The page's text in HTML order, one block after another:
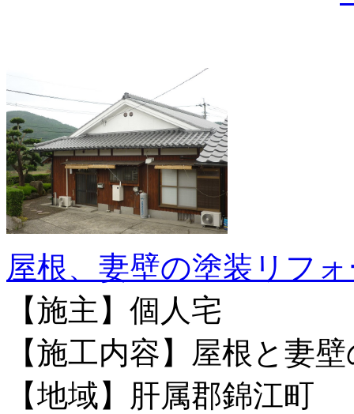
屋根、妻壁の塗装リフ
【施主】個人宅
【施工内容】屋根と妻
【地域】肝属郡錦江町